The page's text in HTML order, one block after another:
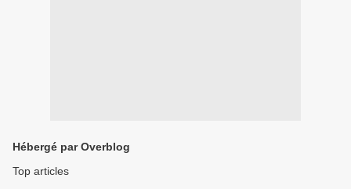
Hébergé par Overblog
Top articles